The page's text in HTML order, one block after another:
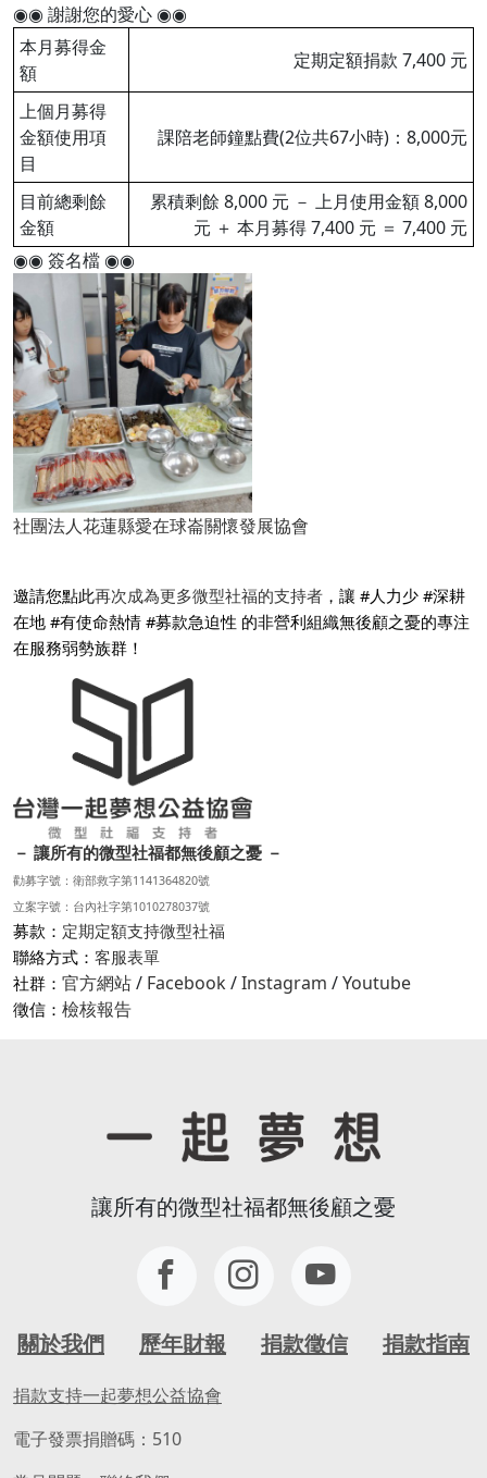
◉◉ 謝謝您的愛心 ◉◉
本月募得金
額
定期定額捐款 7,400 元
上個月募得
金額使用項
目
課陪老師鐘點費(2位共67小時)：8,000元
目前總剩餘
金額
累積剩餘 8,000 元 － 上月使用金額 8,000
元 ＋ 本月募得 7,400 元 ＝ 7,400 元
◉◉ 簽名檔 ◉◉
社團法人花蓮縣愛在球崙關懷發展協會
邀請您點此再次成為更多微型社福的支持者 ，讓 #人力少 #深耕
在地 #有使命熱情 #募款急迫性 的非營利組織無後顧之憂的專注
在服務弱勢族群！
－ 讓所有的微型社福都無後顧之憂 －
勸募字號：衛部救字第1141364820號
立案字號：台內社字第1010278037號
募款： 定期定額支持微型社福
聯絡方式： 客服表單
社群： 官方網站/ Facebook/Instagram /Youtube
徵信： 檢核報告
讓所有的微型社福都無後顧之憂
關於我們 歷年財報 捐款徵信 捐款指南
捐款支持一起夢想公益協會
電子發票捐贈碼：510